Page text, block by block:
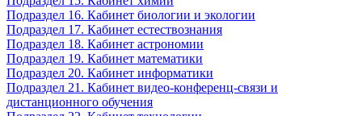
Подраздел 16. Кабинет биологии и экологии
Подраздел 17. Кабинет естествознания
Подраздел 18. Кабинет астрономии
Подраздел 19. Кабинет математики
Подраздел 20. Кабинет информатики
Подраздел 21. Кабинет видео-конференц-связи и
дистанционного обучения